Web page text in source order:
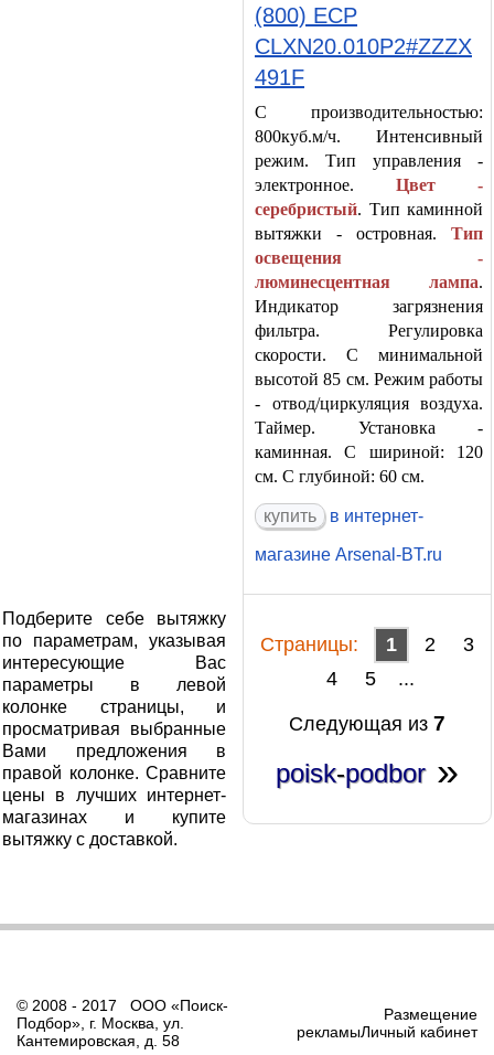
(800) ECP
CLXN20.010P2#ZZZX
491F
С производительностью:
800куб.м/ч. Интенсивный
режим. Тип управления -
электронное. Цвет -
серебристый. Тип каминной
вытяжки - островная. Тип
освещения -
люминесцентная лампа.
Индикатор загрязнения
фильтра. Регулировка
скорости. С минимальной
высотой 85 см. Режим работы
- отвод/циркуляция воздуха.
Таймер. Установка -
каминная. С шириной: 120
см. С глубиной: 60 см.
в интернет-
магазине Arsenal-BT.ru
Cтраницы: 1 2
3
4
5 ...
Следующая из 7
poisk-podbor»
Подберите себе вытяжку
по параметрам, указывая
интересующие Вас
параметры в левой
колонке страницы, и
просматривая выбранные
Вами предложения в
правой колонке. Сравните
цены в лучших интернет-
магазинах и купите
вытяжку с доставкой.
© 2008 - 2017 ООО «Поиск-
Подбор», г. Москва, ул.
Кантемировская, д. 58
Размещение
рекламыЛичный кабинет